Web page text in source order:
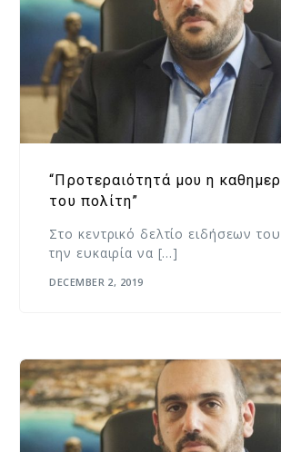
“Προτεραιότητά μου η
του πολίτη”
Στο κεντρικό δελτίο ειδήσεων
την ευκαιρία να […]
DECEMBER 2, 2019